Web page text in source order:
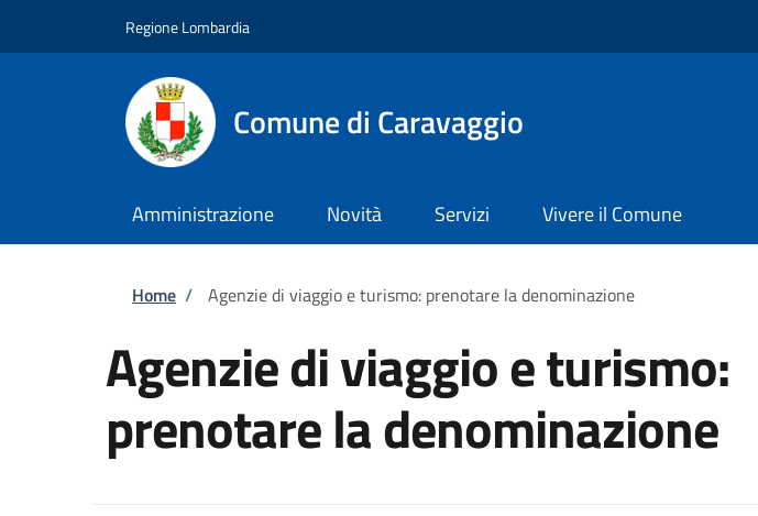
Regione Lombardia
Comune di Caravaggio
Amministrazione Novità Servizi Vivere il Comune
Briciole di pane
Home / Agenzie di viaggio e turismo: prenotare la denominazione
Agenzie di viaggio e turismo:
prenotare la denominazione